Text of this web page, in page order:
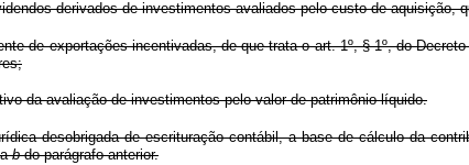
derivados de investimentos avaliados pelo custo de aquisição,
de exportações incentivadas, de que trata o art. 1º, § 1º, do
da avaliação de investimentos pelo valor de patrimônio líquido.
desobrigada de escrituração contábil, a base de cálculo da
bdo parágrafo anterior.